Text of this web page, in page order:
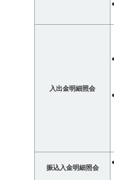
入出金明細照会
振込入金明細照会